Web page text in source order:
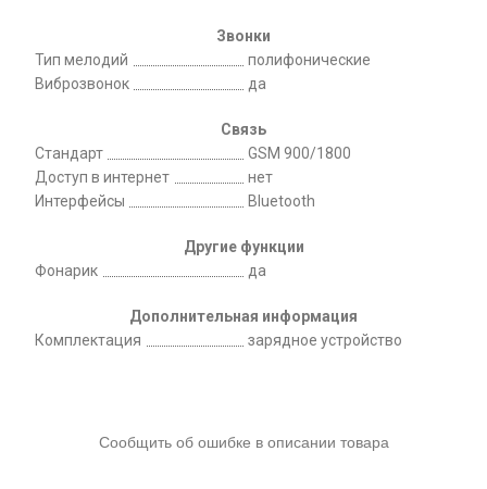
Звонки
Тип мелодий
полифонические
Виброзвонок
да
Связь
Стандарт
GSM 900/1800
Доступ в интернет
нет
Интерфейсы
Bluetooth
Другие функции
Фонарик
да
Дополнительная информация
Комплектация
зарядное устройство
Сообщить об ошибке в описании товара